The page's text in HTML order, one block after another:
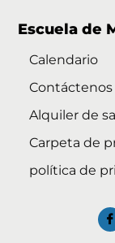
Escuela de
Calendario
Contáctenos
Alquiler de
Carpeta de
política de